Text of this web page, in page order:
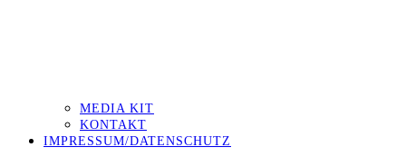
MEDIA KIT
KONTAKT
IMPRESSUM/DATENSCHUTZ